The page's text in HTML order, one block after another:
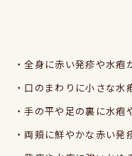
・全身に赤い発疹や水疱
・口のまわりに小さな水
・手の平や足の裏に水疱
・両頬に鮮やかな赤い発